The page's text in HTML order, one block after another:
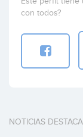
con todos?
NOTICIAS